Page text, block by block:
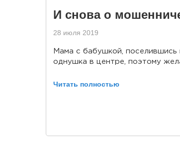
И снова о
28 июля 2019
Мама с бабушкой,
однушка в центре, поэтому
Читать полностью